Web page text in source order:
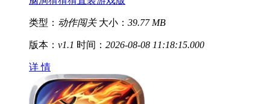
类型： 动作闯关 大小： 39.77 MB
版本： v1.1 时间： 2026-08-08 11:18:15.000
详 情